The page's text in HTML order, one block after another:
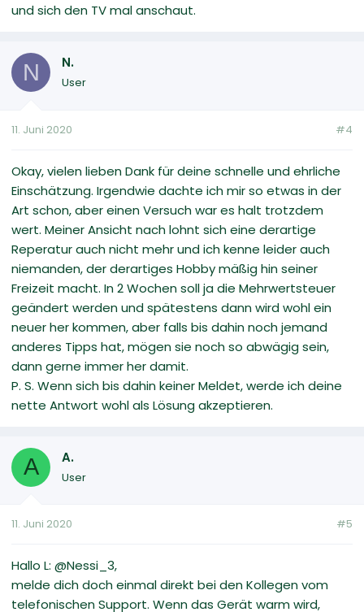
und sich den TV mal anschaut.
N N.
User
11. Juni 2020 #4
Okay, vielen lieben Dank für deine schnelle und ehrliche
Einschätzung. Irgendwie dachte ich mir so etwas in der
Art schon, aber einen Versuch war es halt trotzdem
wert. Meiner Ansicht nach lohnt sich eine derartige
Reperatur auch nicht mehr und ich kenne leider auch
niemanden, der derartiges Hobby mäßig hin seiner
Freizeit macht. In 2 Wochen soll ja die Mehrwertsteuer
geändert werden und spätestens dann wird wohl ein
neuer her kommen, aber falls bis dahin noch jemand
anderes Tipps hat, mögen sie noch so abwägig sein,
dann gerne immer her damit.
P. S. Wenn sich bis dahin keiner Meldet, werde ich deine
nette Antwort wohl als Lösung akzeptieren.
A A.
User
11. Juni 2020 #5
Hallo L: @Nessi_3,
melde dich doch einmal direkt bei den Kollegen vom
telefonischen Support. Wenn das Gerät warm wird,